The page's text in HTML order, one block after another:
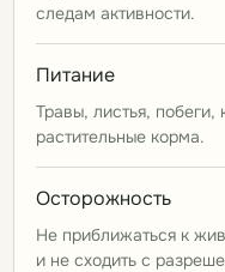
следам активности.
Питание
Травы, листья,
растительные корма.
Осторожность
Не приближаться к
и не сходить с